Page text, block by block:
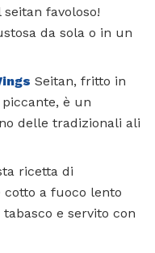
favoloso!
da sola o in un
Seitan, fritto in
è un
delle tradizionali ali
ricetta di
cotto a fuoco lento
e servito con